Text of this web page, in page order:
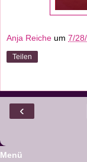
Anja Reiche um 7/
Teilen
‹
Menü